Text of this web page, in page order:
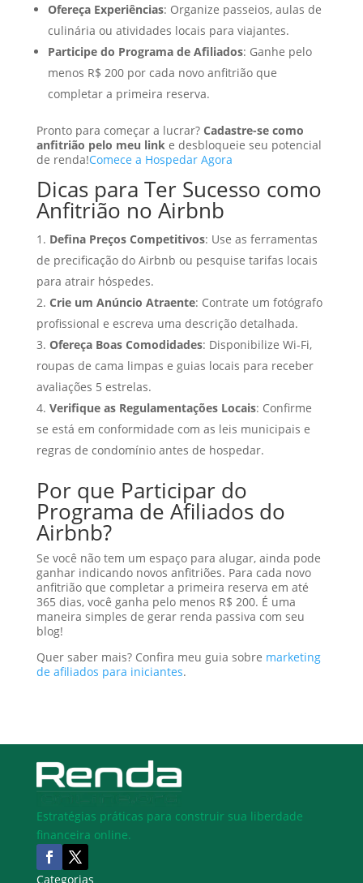
Ofereça Experiências: Organize passeios, aulas de
culinária ou atividades locais para viajantes.
Participe do Programa de Afiliados: Ganhe pelo
menos R$ 200 por cada novo anfitrião que
completar a primeira reserva.
Pronto para começar a lucrar? Cadastre-se como
anfitrião pelo meu linke desbloqueie seu potencial
de renda!Comece a Hospedar Agora
Dicas para Ter Sucesso como
Anfitrião no Airbnb
Defina Preços Competitivos: Use as ferramentas
de precificação do Airbnb ou pesquise tarifas locais
para atrair hóspedes.
Crie um Anúncio Atraente: Contrate um fotógrafo
profissional e escreva uma descrição detalhada.
Ofereça Boas Comodidades: Disponibilize Wi-Fi,
roupas de cama limpas e guias locais para receber
avaliações 5 estrelas.
Verifique as Regulamentações Locais: Confirme
se está em conformidade com as leis municipais e
regras de condomínio antes de hospedar.
Por que Participar do
Programa de Afiliados do
Airbnb?
Se você não tem um espaço para alugar, ainda pode
ganhar indicando novos anfitriões. Para cada novo
anfitrião que completar a primeira reserva em até
365 dias, você ganha pelo menos R$ 200. É uma
maneira simples de gerar renda passiva com seu
blog!
Quer saber mais? Confira meu guia sobre marketing
de afiliados para iniciantes.
Estratégias práticas para construir sua liberdade
financeira online.
Categorias